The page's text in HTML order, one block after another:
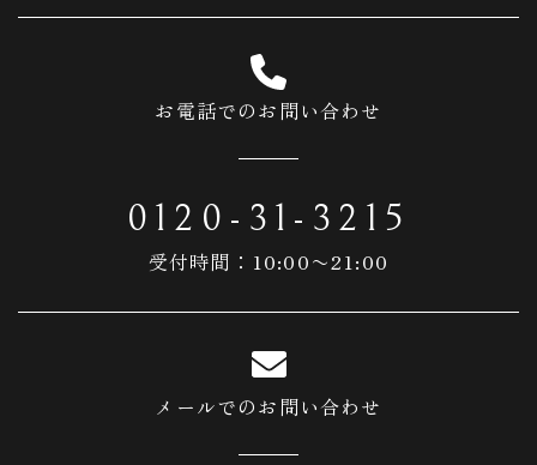
お電話でのお問い合わせ
0120-31-3215
受付時間：10:00〜21:00
メールでのお問い合わせ